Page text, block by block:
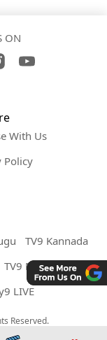
ON
With Us
Policy
TV9 Kannada
TV9 Malayalam
LIVE
Reserved.